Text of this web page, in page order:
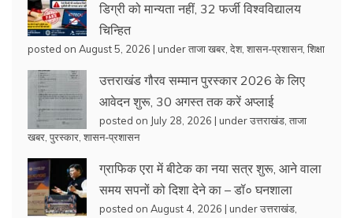
डिग्री को मान्यता नहीं, 32 फर्जी विश्वविद्यालय
चिन्हित
posted on August 5, 2026 | underताजा खबर देश, शासन-प्रशासन, शिक्षा
उत्तराखंड गौरव सम्मान पुरस्कार 2026 के लिए
आवेदन शुरू, 30 अगस्त तक करें अप्लाई
posted on July 28, 2026 | underउत्तराखंड ताजा
खबर पुरस्कार शासन-प्रशासन
ग्राफिक एरा में बीटेक का नया सत्र शुरू, आने वाला
समय सपनों को दिशा देने का – डॉ० घनशाला
posted on August 4, 2026 | underउत्तराखंड